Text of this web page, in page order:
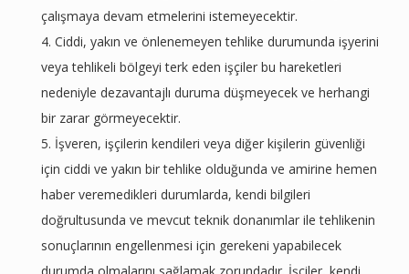
çalışmaya devam etmelerini istemeyecektir.
Ciddi, yakın ve önlenemeyen tehlike durumunda işyerini
veya tehlikeli bölgeyi terk eden işçiler bu hareketleri
nedeniyle dezavantajlı duruma düşmeyecek ve herhangi
bir zarar görmeyecektir.
İşveren, işçilerin kendileri veya diğer kişilerin güvenliği
için ciddi ve yakın bir tehlike olduğunda ve amirine hemen
haber veremedikleri durumlarda, kendi bilgileri
doğrultusunda ve mevcut teknik donanımlar ile tehlikenin
sonuçlarının engellenmesi için gerekeni yapabilecek